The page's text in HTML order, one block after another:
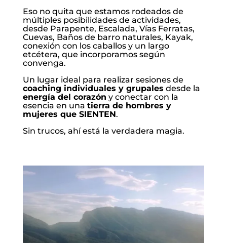
Eso no quita que estamos rodeados de
múltiples posibilidades de actividades,
desde Parapente, Escalada, Vías Ferratas,
Cuevas, Baños de barro naturales, Kayak,
conexión con los caballos y un largo
etcétera, que incorporamos según
convenga.
Un lugar ideal para realizar sesiones de
coaching individuales y grupales desde la
energía del corazón y conectar con la
esencia en una tierra de hombres y
mujeres que SIENTEN.
Sin trucos, ahí está la verdadera magia.